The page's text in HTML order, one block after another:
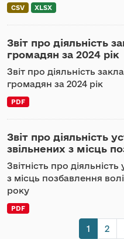
CSV XLSX
Звіт про діяльність
громадян за 2024 рік
Звіт про діяльність
громадян за 2024 рік
PDF
Звіт про діяльність
звільнених з місць
Звітність про
з місць позбавлення
року
PDF
1 2